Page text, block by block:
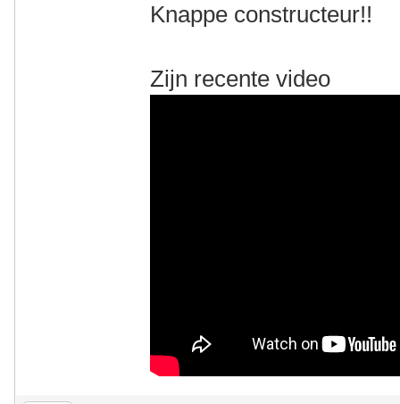
Knappe constructeur!!
Zijn recente video